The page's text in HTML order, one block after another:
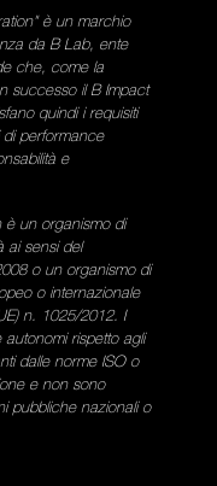
è un marchio
da B Lab, ente
che, come la
successo il B Impact
quindi i requisiti
performance
e
è un organismo di
ai sensi del
o un organismo di
o internazionale
n. 1025/2012. I
autonomi rispetto agli
dalle norme ISO o
e non sono
pubbliche nazionali o